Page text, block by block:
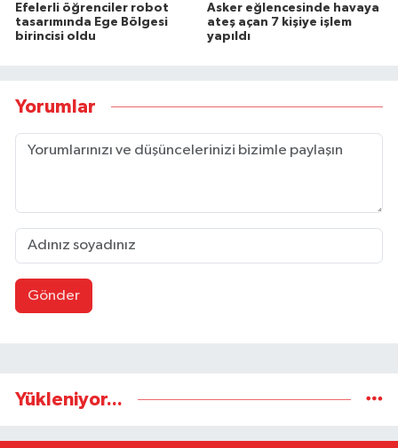
Efelerli öğrenciler robot
tasarımında Ege Bölgesi
birincisi oldu
Asker eğlencesinde havaya
ateş açan 7 kişiye işlem
yapıldı
Yorumlar
Gönder
Yükleniyor...